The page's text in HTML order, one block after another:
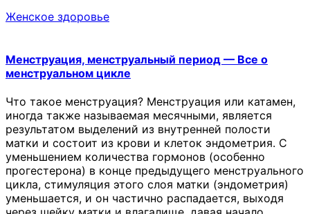
Женское здоровье
Менструация, менструальный период — Все о
менструальном цикле
Что такое менструация? Менструация или катамен,
иногда также называемая месячными, является
результатом выделений из внутренней полости
матки и состоит из крови и клеток эндометрия. С
уменьшением количества гормонов (особенно
прогестерона) в конце предыдущего менструального
цикла, стимуляция этого слоя матки (эндометрия)
уменьшается, и он частично распадается, выходя